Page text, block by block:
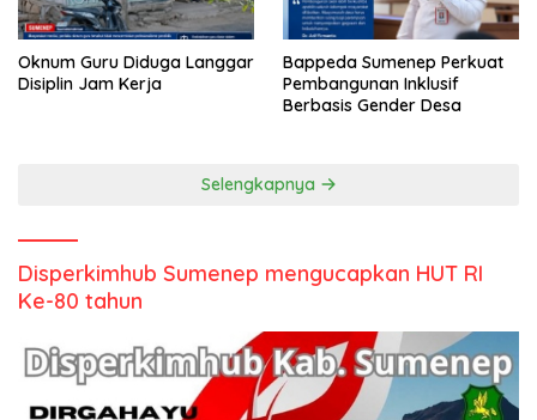
Oknum Guru Diduga Langgar
Disiplin Jam Kerja
Bappeda Sumenep Perkuat
Pembangunan Inklusif
Berbasis Gender Desa
Selengkapnya
Disperkimhub Sumenep mengucapkan HUT RI
Ke-80 tahun